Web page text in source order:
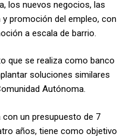
los nuevos negocios, las
promoción del empleo, con
a escala de barrio.
que se realiza como banco
soluciones similares
Autónoma.
con un presupuesto de 7
años, tiene como objetivo